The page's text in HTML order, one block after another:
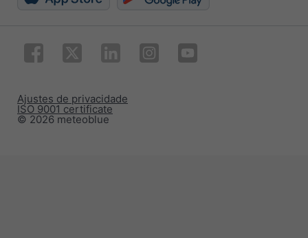
© 2026 meteoblue
ISO 9001 certificate
Ajustes de privacidade